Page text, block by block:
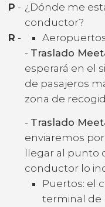
P - ¿Dónde me
conductor?
R -
- Traslado
esperará en el
de pasajeros
zona de
- Traslado
enviaremos
llegar al punto
conductor lo
Puertos: el
terminal de